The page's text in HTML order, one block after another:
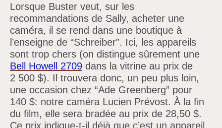
Lorsque Buster veut, sur les
recommandations de Sally, acheter une
caméra, il se rend dans une boutique à
l’enseigne de “Schreiber”. Ici, les appareils
sont trop chers (on distingue sûrement une
Bell Howell 2709 dans la vitrine au prix de
2 500 $). Il trouvera donc, un peu plus loin,
une occasion chez “Ade Greenberg” pour
140 $: notre caméra Lucien Prévost. À la fin
du film, elle sera bradée au prix de 28,50 $.
Ce prix indique-t-il déjà que c’est un appareil